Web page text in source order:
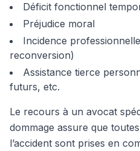
Déficit fonctionnel
Préjudice moral
Incidence
reconversion)
Assistance tierce
futurs, etc.
Le recours à un avocat
dommage assure que
l’accident sont prises en